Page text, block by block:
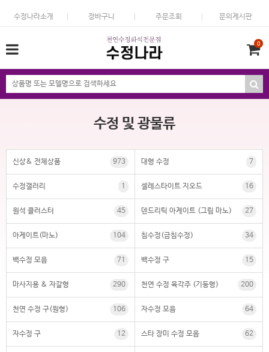
수정나라소개 장바구니 주문조회 문의게시판
0
수정 및 광물류
신상& 전체상품 973 대형 수정 7
수정갤러리 1 셀레스타이트 지오드 16
원석 클러스터 45 덴드리틱 아게이트 (그림 마노) 27
아게이트(마노) 104 침수정(금침수정) 34
백수정 모음 71 백수정 구 15
마사지용 & 자갈형 290 천연 수정 육각주 (기둥형) 200
천연 수정 구(원형) 106 자수정 모음 64
자수정 구 12 스타 장미 수정 모음 62